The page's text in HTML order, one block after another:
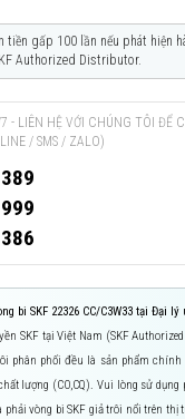
tiền gấp 100 lần nếu phát hiện
Authorized Distributor.
- LIÊN HỆ VỚI CHÚNG TÔI ĐỂ
/ SMS / ZALO)
bi SKF 22326 CC/C3W33 tại Đại lý
SKF tại Việt Nam (SKF
phân phối đều là sản phẩm chính
lượng (CO,CQ). Vui lòng sử
vòng bi SKF giả trôi nổi trên thị